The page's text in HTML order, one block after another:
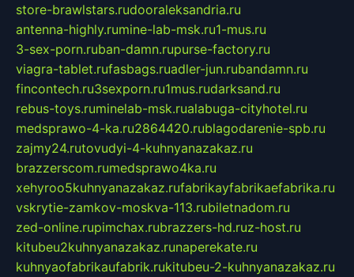
store-brawlstars.rudooraleksandria.ru
antenna-highly.rumine-lab-msk.ru1-mus.ru
3-sex-porn.ruban-damn.rupurse-factory.ru
viagra-tablet.rufasbags.ruadler-jun.rubandamn.ru
fincontech.ru3sexporn.ru1mus.rudarksand.ru
rebus-toys.ruminelab-msk.rualabuga-cityhotel.ru
medsprawo-4-ka.ru2864420.rublagodarenie-spb.ru
zajmy24.rutovudyi-4-kuhnyanazakaz.ru
brazzerscom.rumedsprawo4ka.ru
xehyroo5kuhnyanazakaz.rufabrikayfabrikaefabrika.ru
vskrytie-zamkov-moskva-113.rubiletnadom.ru
zed-online.rupimchax.rubrazzers-hd.ruz-host.ru
kitubeu2kuhnyanazakaz.runaperekate.ru
kuhnyaofabrikaufabrik.rukitubeu-2-kuhnyanazakaz.ru